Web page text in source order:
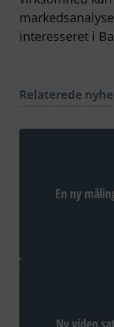
interesseret i
Relaterede
En ny
Ny viden